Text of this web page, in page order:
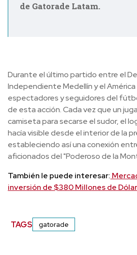
de Gatorade Latam.
Durante el último partido entre el
Independiente Medellín y el América
espectadores y seguidores del
de esta acción. Cada vez que un
camiseta para secarse el sudor, el
hacía visible desde el interior de la
estableciendo así una conexión
aficionados del "Poderoso de la
También le puede interesar:
inversión de $380 Millones de
TAGS gatorade